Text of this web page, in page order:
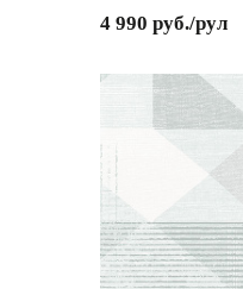
4 990 руб./рул